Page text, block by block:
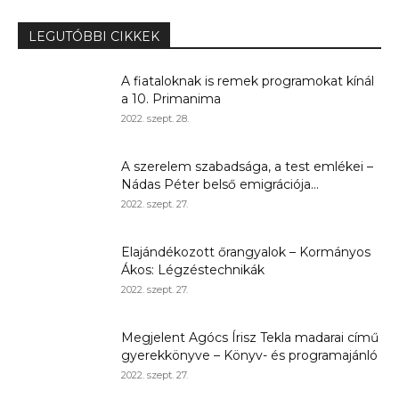
LEGUTÓBBI CIKKEK
A fiataloknak is remek programokat kínál
a 10. Primanima
2022. szept. 28.
A szerelem szabadsága, a test emlékei –
Nádas Péter belső emigrációja...
2022. szept. 27.
Elajándékozott őrangyalok – Kormányos
Ákos: Légzéstechnikák
2022. szept. 27.
Megjelent Agócs Írisz Tekla madarai című
gyerekkönyve – Könyv- és programajánló
2022. szept. 27.